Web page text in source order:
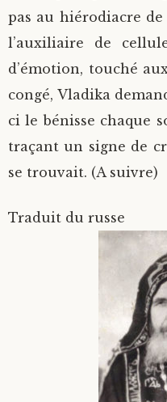
pas au hiérodiacre
l’auxiliaire de
d’émotion, touché
congé, Vladika
ci le bénisse chaque
traçant un signe de
se trouvait. (A suivre)
Traduit du russe